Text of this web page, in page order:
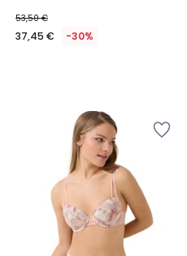
53,50 €
37,45 € -30%